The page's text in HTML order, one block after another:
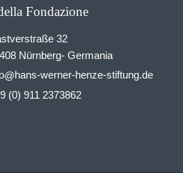
Fondazione
32
Nürnberg- Germania
@hans-werner-henze-stiftung.de
(0) 911 2373862